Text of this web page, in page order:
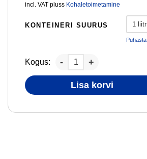
incl. VAT pluss Kohaletoimetamine
KONTEINERI SUURUS
Puhasta
Kogus:
Lisa korvi